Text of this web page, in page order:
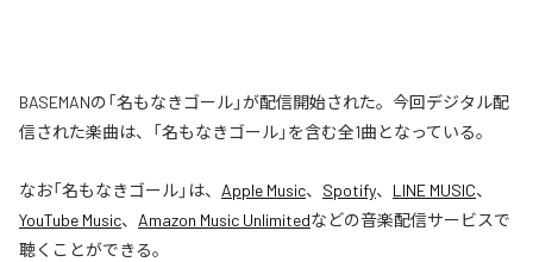
BASEMANの「名もなきゴール」が配信開始された。今回デジタル配
信された楽曲は、「名もなきゴール」を含む全1曲となっている。
なお「名もなきゴール」は、 Apple Music、 Spotify、 LINE MUSIC、
YouTube Music、 Amazon Music Unlimitedなどの音楽配信サービスで
聴くことができる。